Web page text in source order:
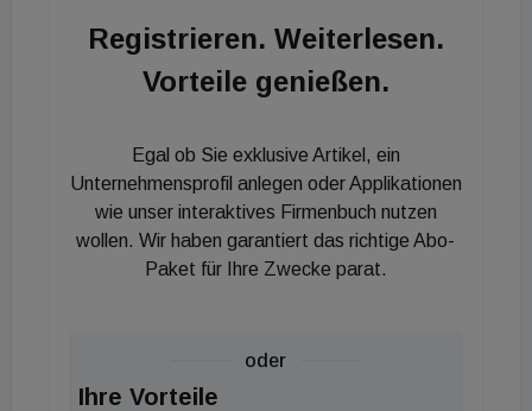
Registrieren. Weiterlesen.
Vorteile genießen.
Egal ob Sie exklusive Artikel, ein
Unternehmensprofil anlegen oder Applikationen
wie unser interaktives Firmenbuch nutzen
wollen. Wir haben garantiert das richtige Abo-
Paket für Ihre Zwecke parat.
oder
Ihre Vorteile